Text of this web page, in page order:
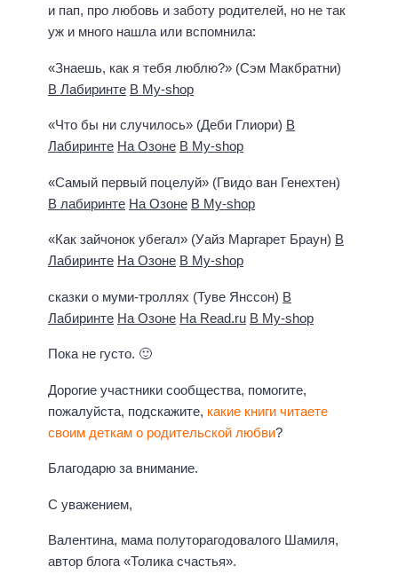
и пап, про любовь и заботу родителей, но не так
уж и много нашла или вспомнила:
«Знаешь, как я тебя люблю?» (Сэм Макбратни)
В Лабиринте В My-shop
«Что бы ни случилось» (Деби Глиори) В
Лабиринте На Озоне В My-shop
«Самый первый поцелуй» (Гвидо ван Генехтен)
В лабиринте На Озоне В My-shop
«Как зайчонок убегал» (Уайз Маргарет Браун) В
Лабиринте На Озоне В My-shop
сказки о муми-троллях (Туве Янссон) В
Лабиринте На Озоне На Read.ru В My-shop
Пока не густо. 🙂
Дорогие участники сообщества, помогите,
пожалуйста, подскажите, какие книги читаете
своим деткам о родительской любви?
Благодарю за внимание.
С уважением,
Валентина, мама полуторагодовалого Шамиля,
автор блога «Толика счастья».